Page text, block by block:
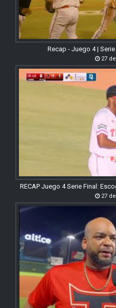
Recap - Juego 4 |
27
RECAP Juego 4 Serie Final:
27